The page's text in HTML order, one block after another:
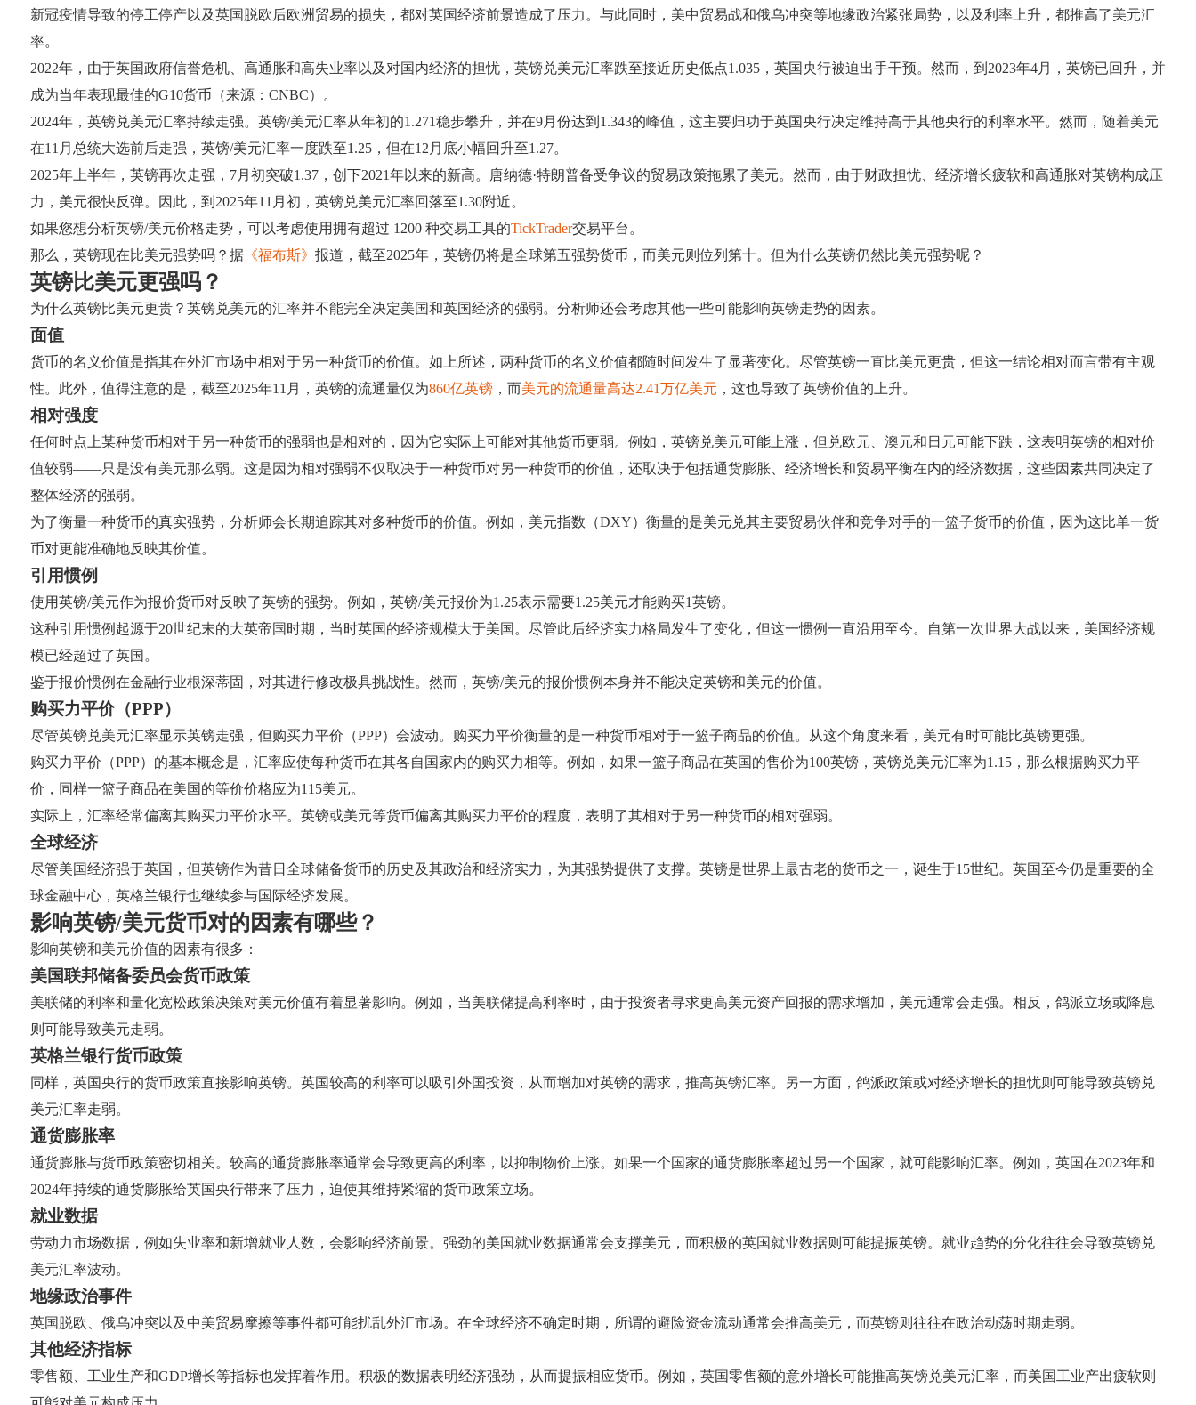
新冠疫情导致的停工停产以及英国脱欧后欧洲贸易的损失，都对英国经济前景造成了压力。与此同时，美中贸易战和俄乌冲突等地缘政治紧张局势，以及利率上升，都推高了美元汇
率。
2022年，由于英国政府信誉危机、高通胀和高失业率以及对国内经济的担忧，英镑兑美元汇率跌至接近历史低点1.035，英国央行被迫出手干预。然而，到2023年4月，英镑已回升，并
成为当年表现最佳的G10货币（来源：CNBC）。
2024年，英镑兑美元汇率持续走强。英镑/美元汇率从年初的1.271稳步攀升，并在9月份达到1.343的峰值，这主要归功于英国央行决定维持高于其他央行的利率水平。然而，随着美元
在11月总统大选前后走强，英镑/美元汇率一度跌至1.25，但在12月底小幅回升至1.27。
2025年上半年，英镑再次走强，7月初突破1.37，创下2021年以来的新高。唐纳德·特朗普备受争议的贸易政策拖累了美元。然而，由于财政担忧、经济增长疲软和高通胀对英镑构成压
力，美元很快反弹。因此，到2025年11月初，英镑兑美元汇率回落至1.30附近。
如果您想分析英镑/美元价格走势，可以考虑使用拥有超过 1200 种交易工具的TickTrader交易平台。
那么，英镑现在比美元强势吗？据《福布斯》 报道，截至2025年，英镑仍将是全球第五强势货币，而美元则位列第十。但为什么英镑仍然比美元强势呢？
英镑比美元更强吗？
为什么英镑比美元更贵？英镑兑美元的汇率并不能完全决定美国和英国经济的强弱。分析师还会考虑其他一些可能影响英镑走势的因素。
面值
货币的名义价值是指其在外汇市场中相对于另一种货币的价值。如上所述，两种货币的名义价值都随时间发生了显著变化。尽管英镑一直比美元更贵，但这一结论相对而言带有主观
性。此外，值得注意的是，截至2025年11月，英镑的流通量仅为860亿英镑，而美元的流通量高达2.41万亿美元 ，这也导致了英镑价值的上升。
相对强度
任何时点上某种货币相对于另一种货币的强弱也是相对的，因为它实际上可能对其他货币更弱。例如，英镑兑美元可能上涨，但兑欧元、澳元和日元可能下跌，这表明英镑的相对价
值较弱——只是没有美元那么弱。这是因为相对强弱不仅取决于一种货币对另一种货币的价值，还取决于包括通货膨胀、经济增长和贸易平衡在内的经济数据，这些因素共同决定了
整体经济的强弱。
为了衡量一种货币的真实强势，分析师会长期追踪其对多种货币的价值。例如，美元指数（DXY）衡量的是美元兑其主要贸易伙伴和竞争对手的一篮子货币的价值，因为这比单一货
币对更能准确地反映其价值。
引用惯例
使用英镑/美元作为报价货币对反映了英镑的强势。例如，英镑/美元报价为1.25表示需要1.25美元才能购买1英镑。
这种引用惯例起源于20世纪末的大英帝国时期，当时英国的经济规模大于美国。尽管此后经济实力格局发生了变化，但这一惯例一直沿用至今。自第一次世界大战以来，美国经济规
模已经超过了英国。
鉴于报价惯例在金融行业根深蒂固，对其进行修改极具挑战性。然而，英镑/美元的报价惯例本身并不能决定英镑和美元的价值。
购买力平价（PPP）
尽管英镑兑美元汇率显示英镑走强，但购买力平价（PPP）会波动。购买力平价衡量的是一种货币相对于一篮子商品的价值。从这个角度来看，美元有时可能比英镑更强。
购买力平价（PPP）的基本概念是，汇率应使每种货币在其各自国家内的购买力相等。例如，如果一篮子商品在英国的售价为100英镑，英镑兑美元汇率为1.15，那么根据购买力平
价，同样一篮子商品在美国的等价价格应为115美元。
实际上，汇率经常偏离其购买力平价水平。英镑或美元等货币偏离其购买力平价的程度，表明了其相对于另一种货币的相对强弱。
全球经济
尽管美国经济强于英国，但英镑作为昔日全球储备货币的历史及其政治和经济实力，为其强势提供了支撑。英镑是世界上最古老的货币之一，诞生于15世纪。英国至今仍是重要的全
球金融中心，英格兰银行也继续参与国际经济发展。
影响英镑/美元货币对的因素有哪些？
影响英镑和美元价值的因素有很多：
美国联邦储备委员会货币政策
美联储的利率和量化宽松政策决策对美元价值有着显著影响。例如，当美联储提高利率时，由于投资者寻求更高美元资产回报的需求增加，美元通常会走强。相反，鸽派立场或降息
则可能导致美元走弱。
英格兰银行货币政策
同样，英国央行的货币政策直接影响英镑。英国较高的利率可以吸引外国投资，从而增加对英镑的需求，推高英镑汇率。另一方面，鸽派政策或对经济增长的担忧则可能导致英镑兑
美元汇率走弱。
通货膨胀率
通货膨胀与货币政策密切相关。较高的通货膨胀率通常会导致更高的利率，以抑制物价上涨。如果一个国家的通货膨胀率超过另一个国家，就可能影响汇率。例如，英国在2023年和
2024年持续的通货膨胀给英国央行带来了压力，迫使其维持紧缩的货币政策立场。
就业数据
劳动力市场数据，例如失业率和新增就业人数，会影响经济前景。强劲的美国就业数据通常会支撑美元，而积极的英国就业数据则可能提振英镑。就业趋势的分化往往会导致英镑兑
美元汇率波动。
地缘政治事件
英国脱欧、俄乌冲突以及中美贸易摩擦等事件都可能扰乱外汇市场。在全球经济不确定时期，所谓的避险资金流动通常会推高美元，而英镑则往往在政治动荡时期走弱。
其他经济指标
零售额、工业生产和GDP增长等指标也发挥着作用。积极的数据表明经济强劲，从而提振相应货币。例如，英国零售额的意外增长可能推高英镑兑美元汇率，而美国工业产出疲软则